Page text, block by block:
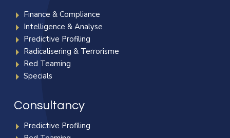
Finance & Compliance
Intelligence & Analyse
Predictive Profiling
Radicalisering & Terrorisme
Red Teaming
Specials
Consultancy
Predictive Profiling